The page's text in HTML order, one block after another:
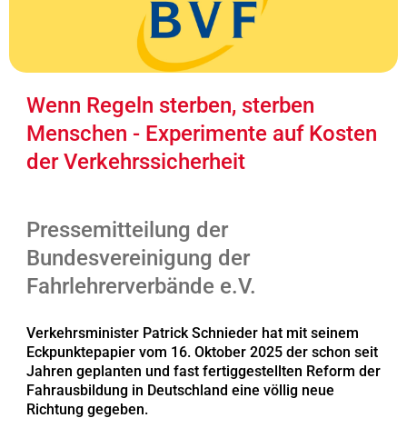
Wenn Regeln sterben, sterben
Menschen - Experimente auf Kosten
der Verkehrssicherheit
Pressemitteilung der
Bundesvereinigung der
Fahrlehrerverbände e.V.
Verkehrsminister Patrick Schnieder hat mit seinem
Eckpunktepapier vom 16. Oktober 2025 der schon seit
Jahren geplanten und fast fertiggestellten Reform der
Fahrausbildung in Deutschland eine völlig neue
Richtung gegeben.